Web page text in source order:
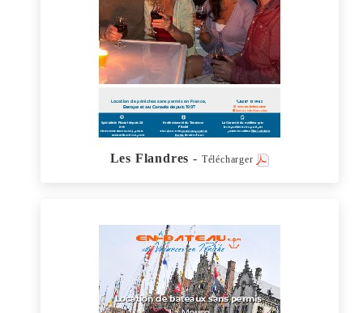
Les Flandres - Télécharger